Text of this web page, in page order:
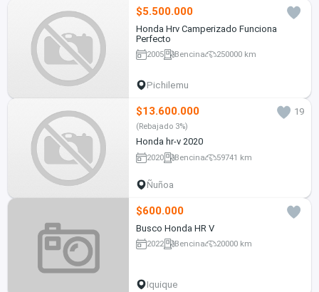
$5.500.000
Honda Hrv Camperizado Funciona
Perfecto
2005 Bencina 250000 km
Pichilemu
$13.600.000 19
(Rebajado 3%)
Honda hr-v 2020
2020 Bencina 59741 km
Ñuñoa
$600.000
Busco Honda HR V
2022 Bencina 20000 km
Iquique